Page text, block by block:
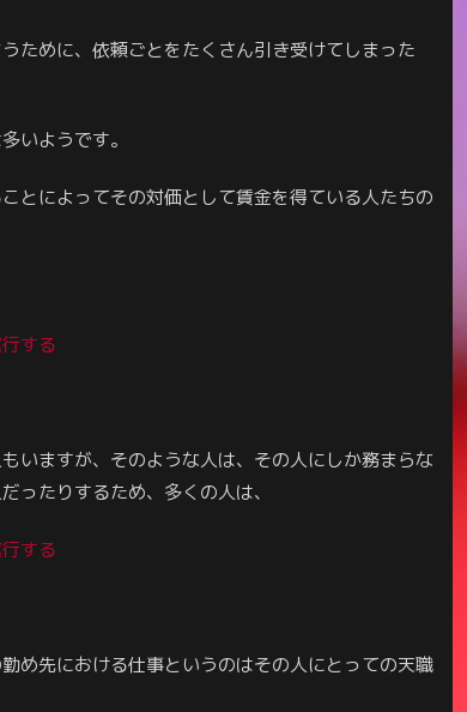
ために、依頼ごとをたくさん引き受けてしまった
いようです。
とによってその対価として賃金を得ている人たちの
する
いますが、そのような人は、その人にしか務まらな
ったりするため、多くの人は、
する
め先における仕事というのはその人にとっての天職